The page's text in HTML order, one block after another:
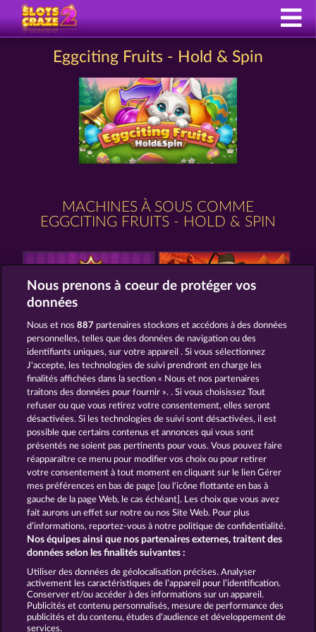
Eggciting Fruits - Hold & Spin
MACHINES À SOUS COMME
EGGCITING FRUITS - HOLD & SPIN
PIGGY KINGS SUPER DUPER MOORHUHN
SIMPLY THE BEST EGYPTIAN MOON
CGU Charte de confidentialité
Mentions légales Société FAQ
Facebook
Envoyer la demande de rétractation
Nous prenons à coeur de protéger vos
données
Nous et nos887 partenaires stockons et accédons à des données
personnelles, telles que des données de navigation ou des
identifiants uniques, sur votre appareil . Si vous sélectionnez
J'accepte, les technologies de suivi prendront en charge les
finalités affichées dans la section « Nous et nos partenaires
traitons des données pour fournir ». . Si vous choisissez Tout
refuser ou que vous retirez votre consentement, elles seront
désactivées. Si les technologies de suivi sont désactivées, il est
possible que certains contenus et annonces qui vous sont
présentés ne soient pas pertinents pour vous. Vous pouvez faire
réapparaître ce menu pour modifier vos choix ou pour retirer
votre consentement à tout moment en cliquant sur le lien Gérer
mes préférences en bas de page [ou l'icône flottante en bas à
gauche de la page Web, le cas échéant]. Les choix que vous avez
fait aurons un effet sur notre ou nos Site Web. Pour plus
d’informations, reportez-vous à notre politique de confidentialité.
Nos équipes ainsi que nos partenaires externes, traitent des
données selon les finalités suivantes :
Utiliser des données de géolocalisation précises. Analyser
activement les caractéristiques de l’appareil pour l’identification.
Conserver et/ou accéder à des informations sur un appareil.
Publicités et contenu personnalisés, mesure de performance des
publicités et du contenu, études d’audience et développement de
services.